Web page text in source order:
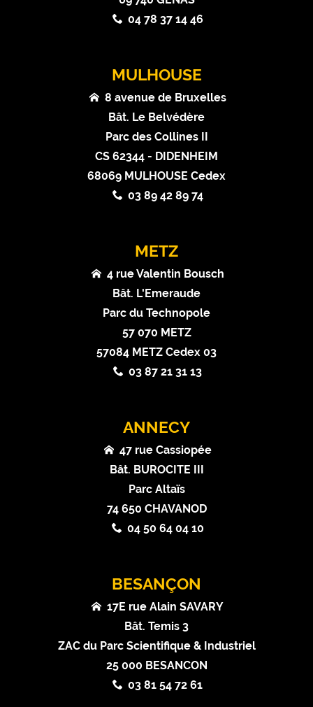
04 78 37 14 46
MULHOUSE
8 avenue de Bruxelles
Bât. Le Belvédère
Parc des Collines II
CS 62344 - DIDENHEIM
68069 MULHOUSE Cedex
03 89 42 89 74
METZ
4 rue Valentin Bousch
Bât. L'Emeraude
Parc du Technopole
57 070 METZ
57084 METZ Cedex 03
03 87 21 31 13
ANNECY
47 rue Cassiopée
Bât. BUROCITE III
Parc Altaïs
74 650 CHAVANOD
04 50 64 04 10
BESANÇON
17E rue Alain SAVARY
Bât. Temis 3
ZAC du Parc Scientifique & Industriel
25 000 BESANCON
03 81 54 72 61